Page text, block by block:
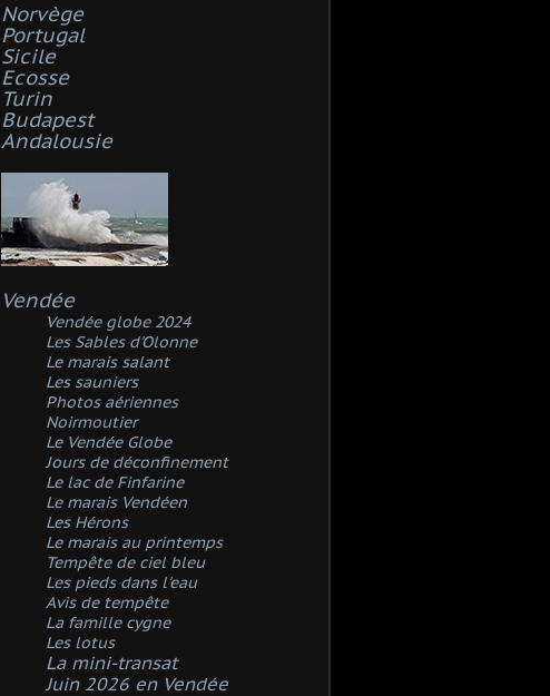
Norvège
Portugal
Sicile
Ecosse
Turin
Budapest
Andalousie
Vendée
Vendée globe 2024
Les Sables d'Olonne
Le marais salant
Les sauniers
Photos aériennes
Noirmoutier
Le Vendée Globe
Jours de déconfinement
Le lac de Finfarine
Le marais Vendéen
Les Hérons
Le marais au printemps
Tempête de ciel bleu
Les pieds dans l'eau
Avis de tempête
La famille cygne
Les lotus
La mini-transat
Juin 2026 en Vendée